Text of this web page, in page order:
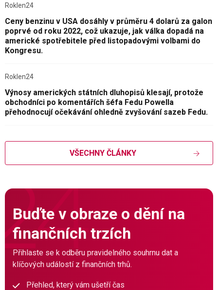
Roklen24
Ceny benzinu v USA dosáhly v průměru 4 dolarů za galon
poprvé od roku 2022, což ukazuje, jak válka dopadá na
americké spotřebitele před listopadovými volbami do
Kongresu.
Roklen24
Výnosy amerických státních dluhopisů klesají, protože
obchodníci po komentářích šéfa Fedu Powella
přehodnocují očekávání ohledně zvyšování sazeb Fedu.
VŠECHNY ČLÁNKY
Buďte v obraze o dění na
finančních trzích
Přihlaste se k odběru pravidelného souhrnu dat a
klíčových událostí z finančních trhů.
Přehled, který vám ušetří čas